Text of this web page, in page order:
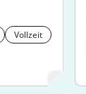
Vollzeit